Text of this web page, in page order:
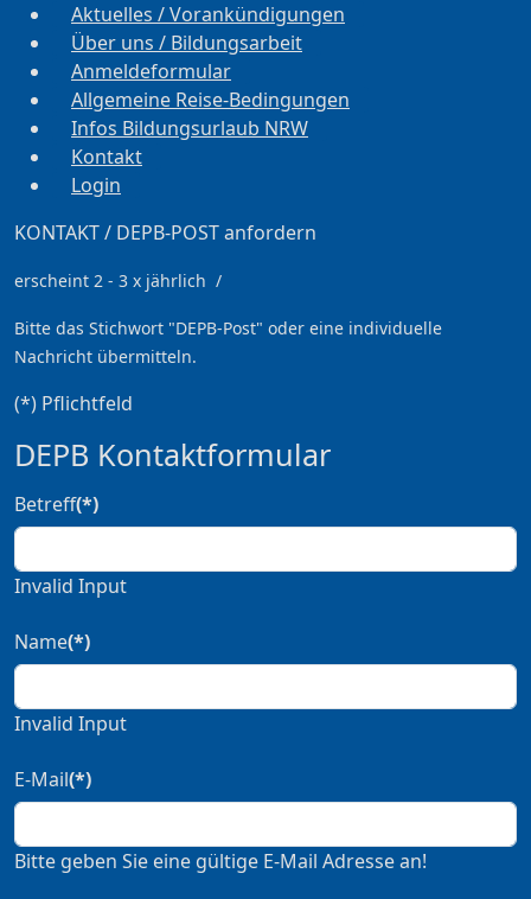
Aktuelles / Vorankündigungen
Über uns / Bildungsarbeit
Anmeldeformular
Allgemeine Reise-Bedingungen
Infos Bildungsurlaub NRW
Kontakt
Login
KONTAKT / DEPB-POST anfordern
erscheint 2 - 3 x jährlich /
Bitte das Stichwort "DEPB-Post" oder eine individuelle
Nachricht übermitteln.
(*) Pflichtfeld
DEPB Kontaktformular
Betreff(*)
Invalid Input
Name(*)
Invalid Input
E-Mail(*)
Bitte geben Sie eine gültige E-Mail Adresse an!